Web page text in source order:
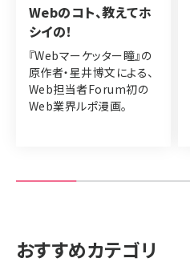
Webのコト、教えてホ
シイの！
『Webマーケッター瞳』の
原作者・星井博文による、
Web担当者Forum初の
Web業界ルポ漫画。